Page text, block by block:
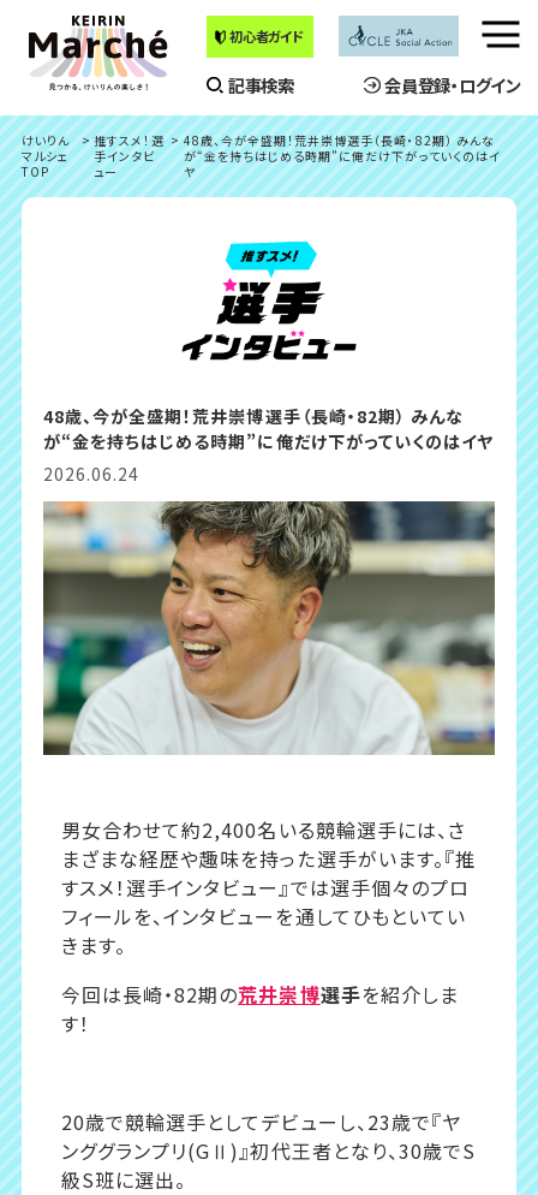
初心者ガイド
記事検索 会員登録・ログイン
メ
ュ
ー
を
開
く
けいりん
マルシェ
TOP
推すスメ！選
手インタビ
ュー
48歳、今が全盛期！荒井崇博選手（長崎・82期） みんな
が“金を持ちはじめる時期”に俺だけ下がっていくのはイ
ヤ
48歳、今が全盛期！荒井崇博選手（長崎・82期） みんな
が“金を持ちはじめる時期”に俺だけ下がっていくのはイヤ
2026.06.24
男女合わせて約2,400名いる競輪選手には、さ
まざまな経歴や趣味を持った選手がいます。『推
すスメ！選手インタビュー』では選手個々のプロ
フィールを、インタビューを通してひもといてい
きます。
今回は長崎・82期の荒井崇博選手を紹介しま
す！
20歳で競輪選手としてデビューし、23歳で『ヤ
ンググランプリ(GⅡ)』初代王者となり、30歳でS
級S班に選出。